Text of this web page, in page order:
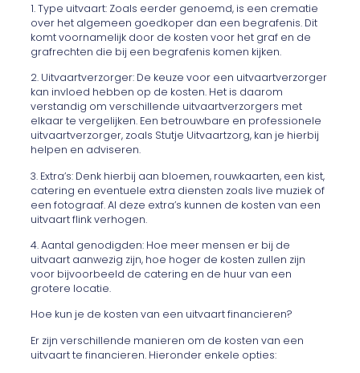
1. Type uitvaart: Zoals eerder genoemd, is een crematie
over het algemeen goedkoper dan een begrafenis. Dit
komt voornamelijk door de kosten voor het graf en de
grafrechten die bij een begrafenis komen kijken.
2. Uitvaartverzorger: De keuze voor een uitvaartverzorger
kan invloed hebben op de kosten. Het is daarom
verstandig om verschillende uitvaartverzorgers met
elkaar te vergelijken. Een betrouwbare en professionele
uitvaartverzorger, zoals Stutje Uitvaartzorg, kan je hierbij
helpen en adviseren.
3. Extra’s: Denk hierbij aan bloemen, rouwkaarten, een kist,
catering en eventuele extra diensten zoals live muziek of
een fotograaf. Al deze extra’s kunnen de kosten van een
uitvaart flink verhogen.
4. Aantal genodigden: Hoe meer mensen er bij de
uitvaart aanwezig zijn, hoe hoger de kosten zullen zijn
voor bijvoorbeeld de catering en de huur van een
grotere locatie.
Hoe kun je de kosten van een uitvaart financieren?
Er zijn verschillende manieren om de kosten van een
uitvaart te financieren. Hieronder enkele opties: